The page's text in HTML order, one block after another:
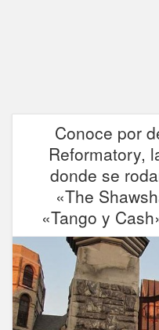
Conoce por
Reformatory,
donde se
«The
«Tango y